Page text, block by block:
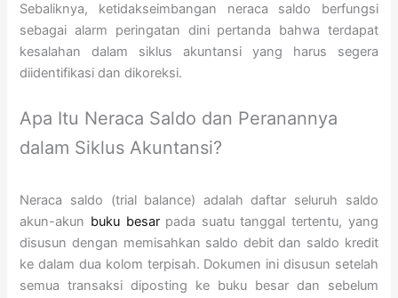
Sebaliknya, ketidakseimbangan neraca saldo berfungsi
sebagai alarm peringatan dini pertanda bahwa terdapat
kesalahan dalam siklus akuntansi yang harus segera
diidentifikasi dan dikoreksi.
Apa Itu Neraca Saldo dan Peranannya
dalam Siklus Akuntansi?
Neraca saldo (trial balance) adalah daftar seluruh saldo
akun-akun buku besarpada suatu tanggal tertentu, yang
disusun dengan memisahkan saldo debit dan saldo kredit
ke dalam dua kolom terpisah. Dokumen ini disusun setelah
semua transaksi diposting ke buku besar dan sebelum